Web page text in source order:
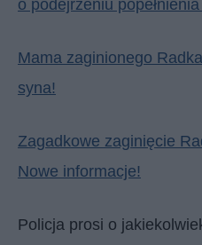
o podejrzeniu
Mama zaginionego
syna!
Zagadkowe zaginięcie
Nowe informacje!
Policja prosi o